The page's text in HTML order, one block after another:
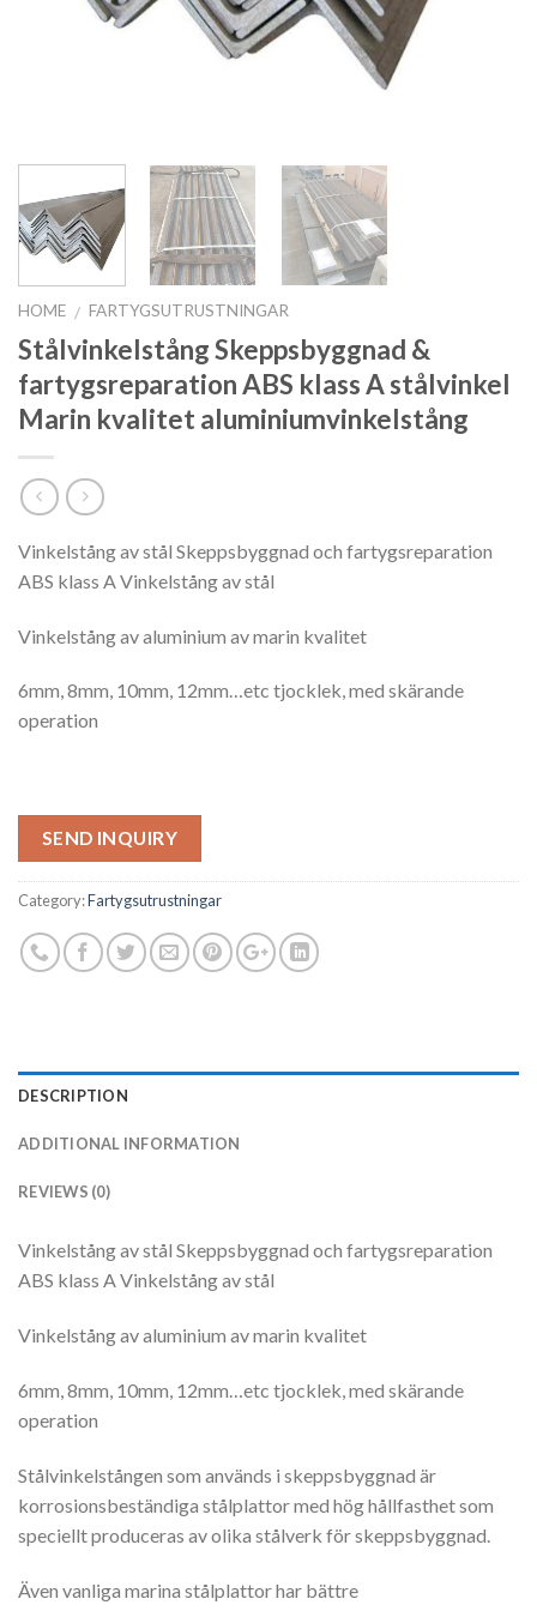
HOME / FARTYGSUTRUSTNINGAR
Stålvinkelstång Skeppsbyggnad &
fartygsreparation ABS klass A stålvinkel
Marin kvalitet aluminiumvinkelstång
Vinkelstång av stål Skeppsbyggnad och fartygsreparation
ABS klass A Vinkelstång av stål
Vinkelstång av aluminium av marin kvalitet
6mm, 8mm, 10mm, 12mm…etc tjocklek, med skärande
operation
SEND INQUIRY
Category:Fartygsutrustningar
DESCRIPTION
ADDITIONAL INFORMATION
REVIEWS (0)
Vinkelstång av stål Skeppsbyggnad och fartygsreparation
ABS klass A Vinkelstång av stål
Vinkelstång av aluminium av marin kvalitet
6mm, 8mm, 10mm, 12mm…etc tjocklek, med skärande
operation
Stålvinkelstången som används i skeppsbyggnad är
korrosionsbeständiga stålplattor med hög hållfasthet som
speciellt produceras av olika stålverk för skeppsbyggnad.
Även vanliga marina stålplattor har bättre